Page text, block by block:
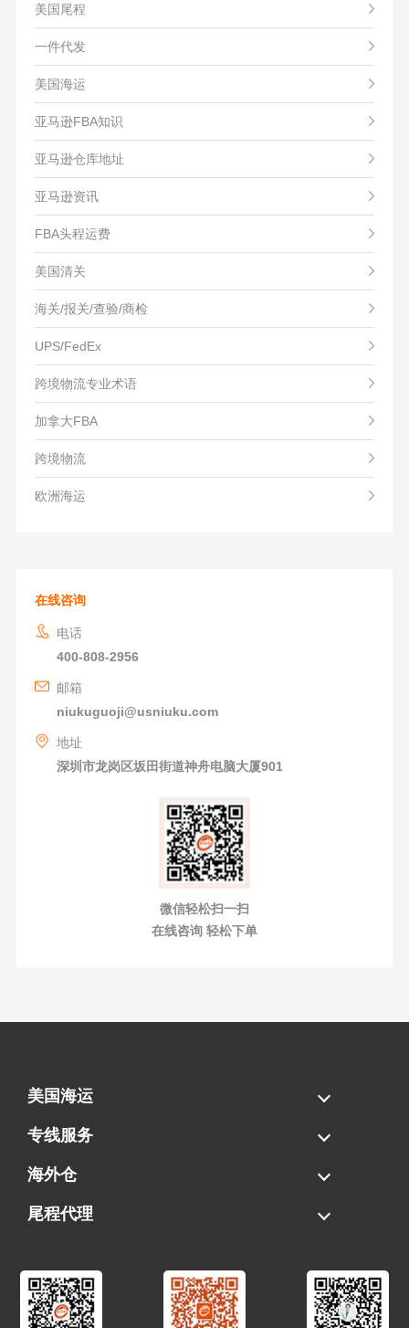
美国尾程
一件代发
美国海运
亚马逊FBA知识
亚马逊仓库地址
亚马逊资讯
FBA头程运费
美国清关
海关/报关/查验/商检
UPS/FedEx
跨境物流专业术语
加拿大FBA
跨境物流
欧洲海运
在线咨询
电话
400-808-2956
邮箱
niukuguoji@usniuku.com
地址
深圳市龙岗区坂田街道神舟电脑大厦901
微信轻松扫一扫
在线咨询 轻松下单
美国海运
海运拼柜
海运整柜
美国海卡
加拿大海运
专线服务
FBA专线直送
超大件专线
AWD专线
电池专线
海外仓
一件代发
FBA中转
贴标换标
拆柜/存储
尾程代理